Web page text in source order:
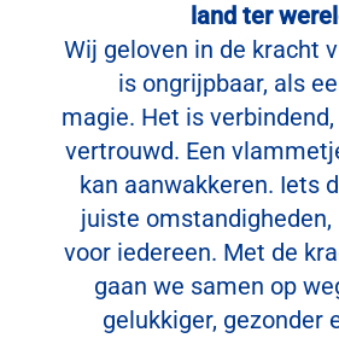
land ter
Wij geloven in de kracht
is ongrijpbaar, als
magie. Het is
vertrouwd. Een
kan aanwakkeren. Iets
juiste omstandigheden,
voor iedereen. Met de
gaan we samen op
gelukkiger, gezonder